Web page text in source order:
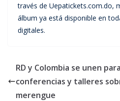
través de Uepatickets.com.do,
álbum ya está disponible en
digitales.
RD y Colombia se unen
conferencias y talleres
merengue